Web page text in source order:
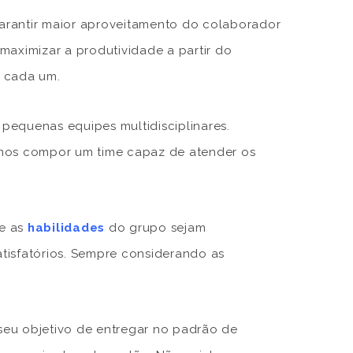
maior aproveitamento do colaborador
a produtividade a partir do
um.
equipes multidisciplinares.
compor um time capaz de atender os
as habilidades do grupo sejam
Sempre considerando as
objetivo de entregar no padrão de